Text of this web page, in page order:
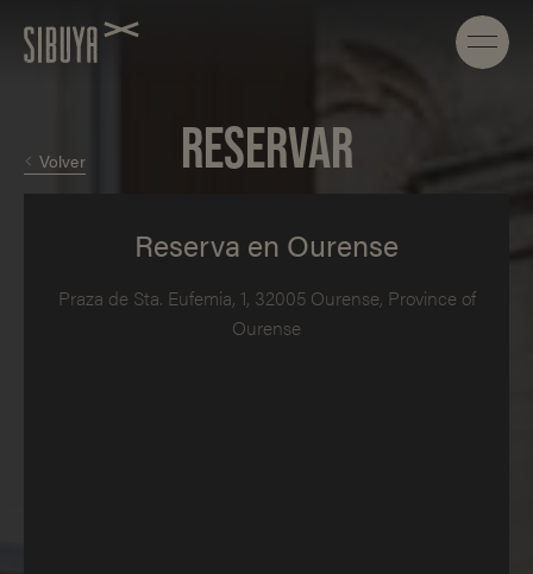
RESERVAR
Volver
Reserva en Ourense
Praza de Sta. Eufemia, 1, 32005 Ourense, Province of
Ourense